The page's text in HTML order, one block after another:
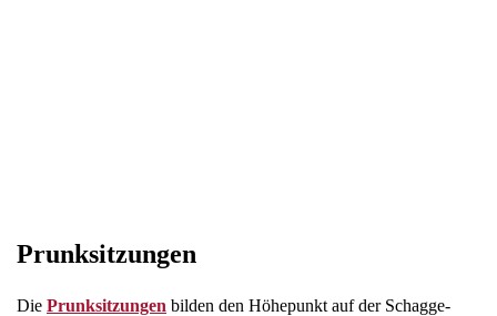
Prunksitzungen
Die Prunksitzungen bilden den Höhepunkt auf der Schagge-